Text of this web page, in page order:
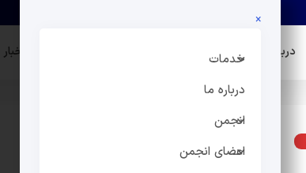
درباره ما انجمن اخبار
×
خدمات
درباره ما
انجمن
اعضای انجمن